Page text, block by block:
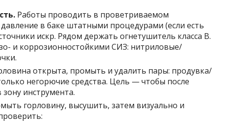
Работы проводить в проветриваемом
в баке штатными процедурами (если есть
искр. Рядом держать огнетушитель класса B.
и коррозионностойкими СИЗ: нитриловые/
открыта, промыть и удалить пары: продувка/
негорючие средства. Цель — чтобы после
инструмента.
горловину, высушить, затем визуально и